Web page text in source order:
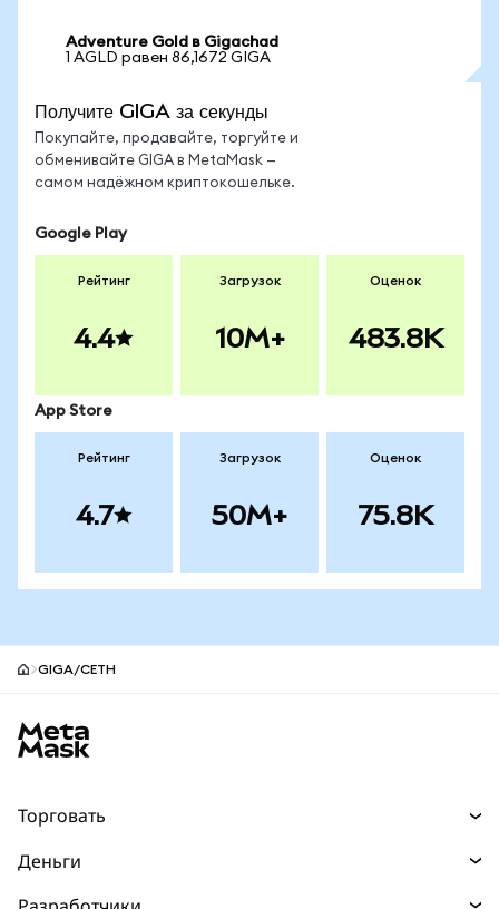
Adventure Gold в Gigachad
1 AGLD равен 86,1672 GIGA
Получите GIGA за секунды
Покупайте, продавайте, торгуйте и
обменивайте GIGA в MetaMask —
самом надёжном криптокошельке.
Google Play
Рейтинг
4.4
Загрузок
10M+
Оценок
483.8K
App Store
Рейтинг
4.7
Загрузок
50M+
Оценок
75.8K
GIGA/CETH
Торговать
Деньги